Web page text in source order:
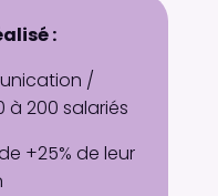
:
/
à 200 salariés
+25% de leur